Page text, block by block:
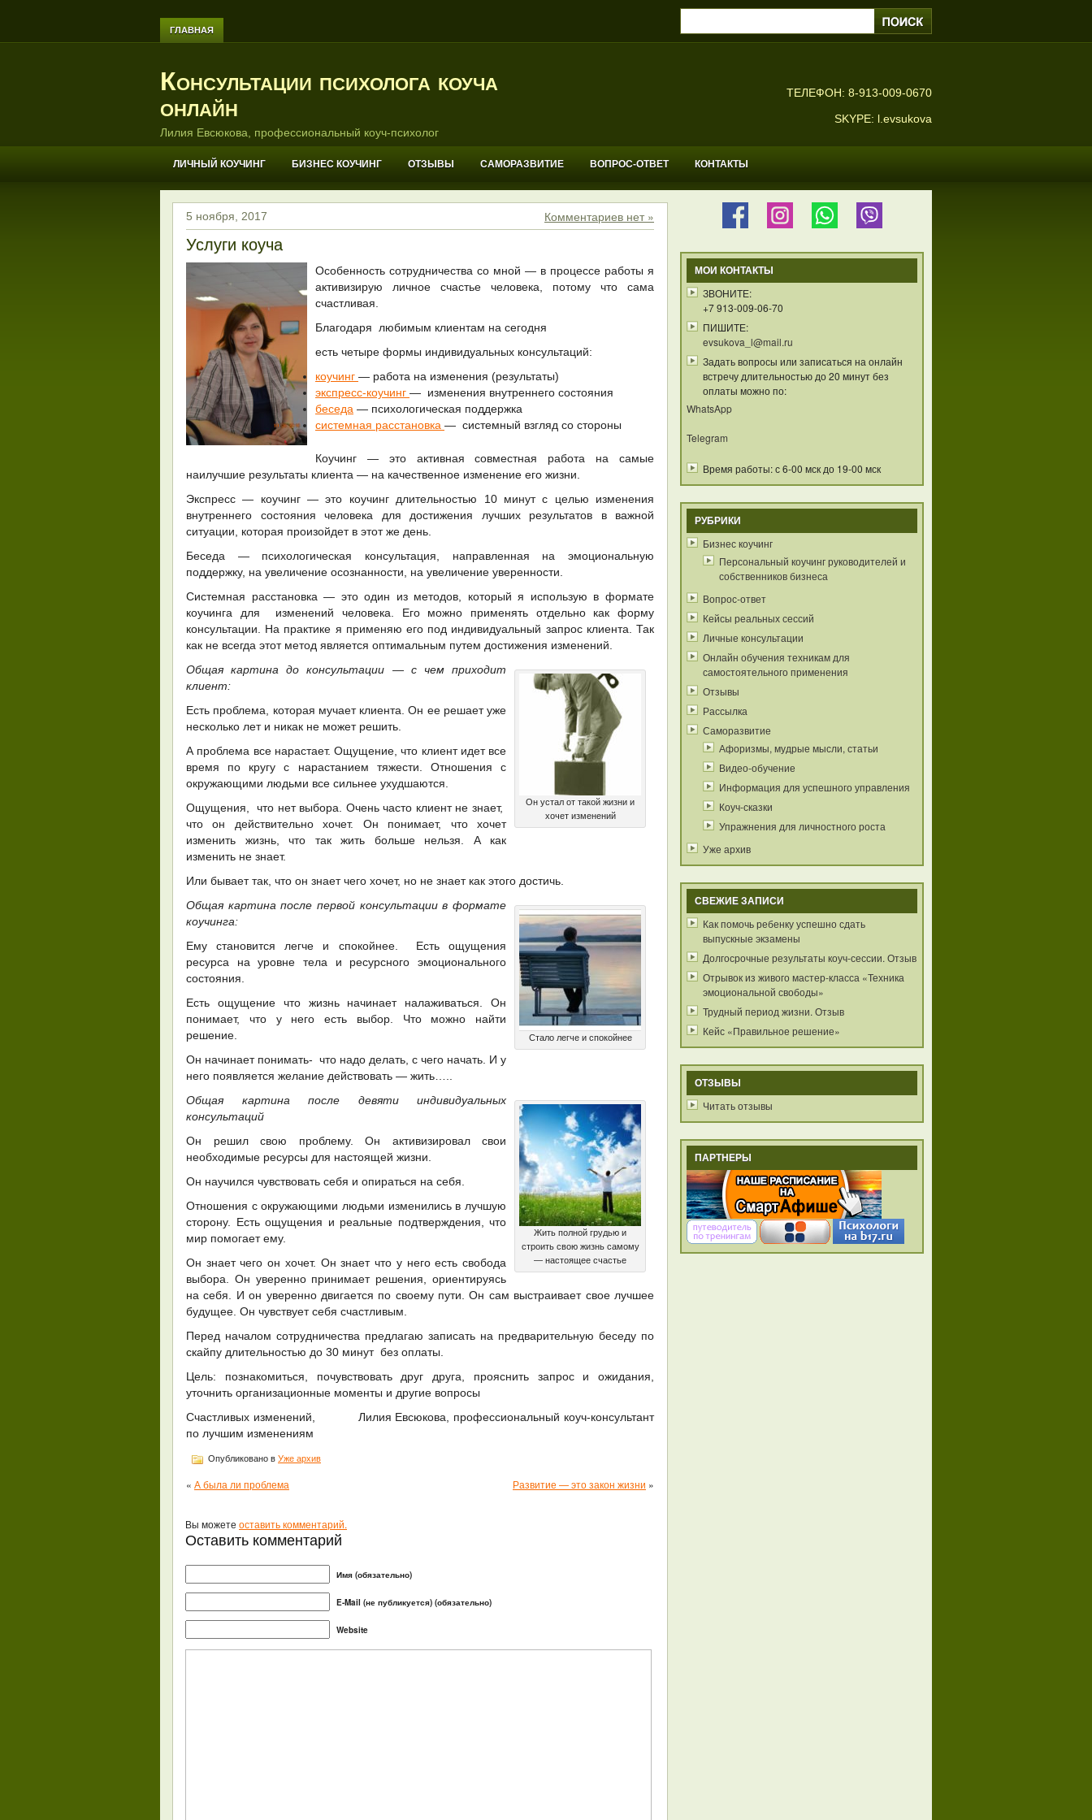
ГЛАВНАЯ
Консультации психолога коуча
онлайн
Лилия Евсюкова, профессиональный коуч-психолог
ТЕЛЕФОН: 8-913-009-0670
SKYPE: l.evsukova
ЛИЧНЫЙ КОУЧИНГ БИЗНЕС КОУЧИНГ ОТЗЫВЫ САМОРАЗВИТИЕ ВОПРОС-ОТВЕТ КОНТАКТЫ
5 ноября, 2017 Комментариев нет »
Услуги коуча
Особенность сотрудничества со мной — в процессе работы я
активизирую личное счастье человека, потому что сама
счастливая.
Благодаря любимым клиентам на сегодня
есть четыре формы индивидуальных консультаций:
коучинг — работа на изменения (результаты)
экспресс-коучинг — изменения внутреннего состояния
беседа — психологическая поддержка
системная расстановка — системный взгляд со стороны
Коучинг — это активная совместная работа на самые
наилучшие результаты клиента — на качественное изменение его жизни.
Экспресс — коучинг — это коучинг длительностью 10 минут с целью изменения
внутреннего состояния человека для достижения лучших результатов в важной
ситуации, которая произойдет в этот же день.
Беседа — психологическая консультация, направленная на эмоциональную
поддержку, на увеличение осознанности, на увеличение уверенности.
Системная расстановка — это один из методов, который я использую в формате
коучинга для изменений человека. Его можно применять отдельно как форму
консультации. На практике я применяю его под индивидуальный запрос клиента. Так
как не всегда этот метод является оптимальным путем достижения изменений.
Он устал от такой жизни и
хочет изменений
Общая картина до консультации — с чем приходит
клиент:
Есть проблема, которая мучает клиента. Он ее решает уже
несколько лет и никак не может решить.
А проблема все нарастает. Ощущение, что клиент идет все
время по кругу с нарастанием тяжести. Отношения с
окружающими людьми все сильнее ухудшаются.
Ощущения, что нет выбора. Очень часто клиент не знает,
что он действительно хочет. Он понимает, что хочет
изменить жизнь, что так жить больше нельзя. А как
изменить не знает.
Или бывает так, что он знает чего хочет, но не знает как этого достичь.
Стало легче и спокойнее
Общая картина после первой консультации в формате
коучинга:
Ему становится легче и спокойнее. Есть ощущения
ресурса на уровне тела и ресурсного эмоционального
состояния.
Есть ощущение что жизнь начинает налаживаться. Он
понимает, что у него есть выбор. Что можно найти
решение.
Он начинает понимать- что надо делать, с чего начать. И у
него появляется желание действовать — жить…..
Жить полной грудью и
строить свою жизнь самому
— настоящее счастье
Общая картина после девяти индивидуальных
консультаций
Он решил свою проблему. Он активизировал свои
необходимые ресурсы для настоящей жизни.
Он научился чувствовать себя и опираться на себя.
Отношения с окружающими людьми изменились в лучшую
сторону. Есть ощущения и реальные подтверждения, что
мир помогает ему.
Он знает чего он хочет. Он знает что у него есть свобода
выбора. Он уверенно принимает решения, ориентируясь
на себя. И он уверенно двигается по своему пути. Он сам выстраивает свое лучшее
будущее. Он чувствует себя счастливым.
Перед началом сотрудничества предлагаю записать на предварительную беседу по
скайпу длительностью до 30 минут без оплаты.
Цель: познакомиться, почувствовать друг друга, прояснить запрос и ожидания,
уточнить организационные моменты и другие вопросы
Счастливых изменений, Лилия Евсюкова, профессиональный коуч-консультант
по лучшим изменениям
Опубликовано в Уже архив
« А была ли проблема Развитие — это закон жизни »
Вы можете оставить комментарий.
Оставить комментарий
Имя (обязательно)
E-Mail (не публикуется) (обязательно)
Website
МОИ КОНТАКТЫ
ЗВОНИТЕ:
+7 913-009-06-70
ПИШИТЕ:
evsukova_l@mail.ru
Задать вопросы или записаться на онлайн
встречу длительностью до 20 минут без
оплаты можно по:
WhatsApp
Telegram
Время работы: с 6-00 мск до 19-00 мск
РУБРИКИ
Бизнес коучинг
Персональный коучинг руководителей и
собственников бизнеса
Вопрос-ответ
Кейсы реальных сессий
Личные консультации
Онлайн обучения техникам для
самостоятельного применения
Отзывы
Рассылка
Саморазвитие
Афоризмы, мудрые мысли, статьи
Видео-обучение
Информация для успешного управления
Коуч-сказки
Упражнения для личностного роста
Уже архив
СВЕЖИЕ ЗАПИСИ
Как помочь ребенку успешно сдать
выпускные экзамены
Долгосрочные результаты коуч-сессии. Отзыв
Отрывок из живого мастер-класса «Техника
эмоциональной свободы»
Трудный период жизни. Отзыв
Кейс «Правильное решение»
ОТЗЫВЫ
Читать отзывы
ПАРТНЕРЫ